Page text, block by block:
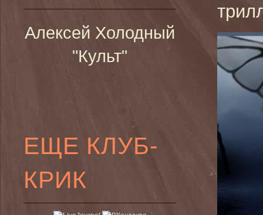
Алексей Холодный
"Культ"
ЕЩЕ КЛУБ-
КРИК